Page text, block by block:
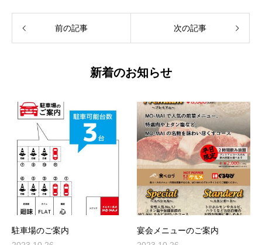
前の記事 次の記事
新着のお知らせ
駐車場のご案内
宴会メニューのご案内